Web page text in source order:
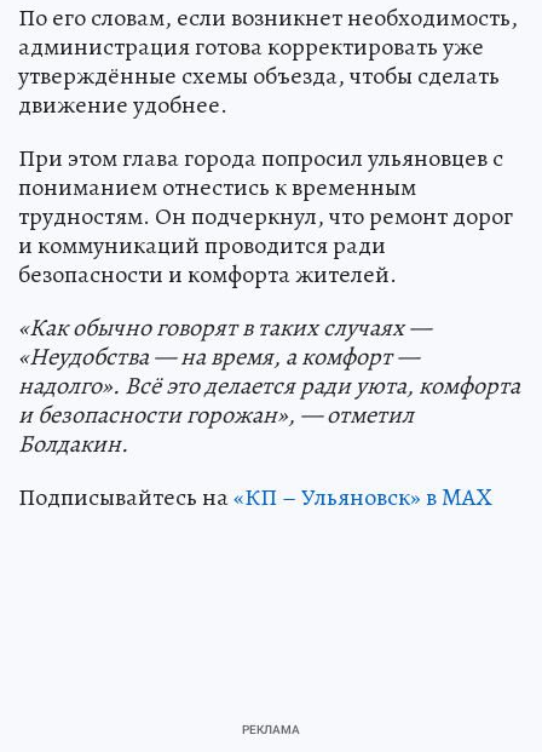
По его словам, если возникнет необходимость,
администрация готова корректировать уже
утверждённые схемы объезда, чтобы сделать
движение удобнее.
При этом глава города попросил ульяновцев с
пониманием отнестись к временным
трудностям. Он подчеркнул, что ремонт дорог
и коммуникаций проводится ради
безопасности и комфорта жителей.
«Как обычно говорят в таких случаях —
«Неудобства — на время, а комфорт —
надолго». Всё это делается ради уюта, комфорта
и безопасности горожан», — отметил
Болдакин.
Подписывайтесь на«КП – Ульяновск» в MAX